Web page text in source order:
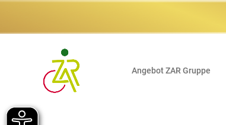
Angebot ZAR Gruppe